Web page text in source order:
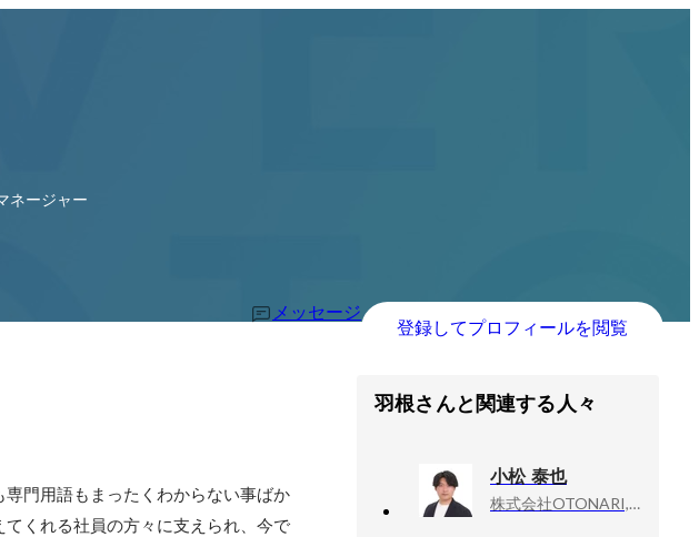
ネージャー
メッセージ
登録してプロフィールを閲覧
門用語もまったくわからない事ばか
くれる社員の方々に支えられ、今で
羽根さんと関連する人々
小松 泰也
株式会社OTONARI, ショートムービーマーケティング事業部 事業部長